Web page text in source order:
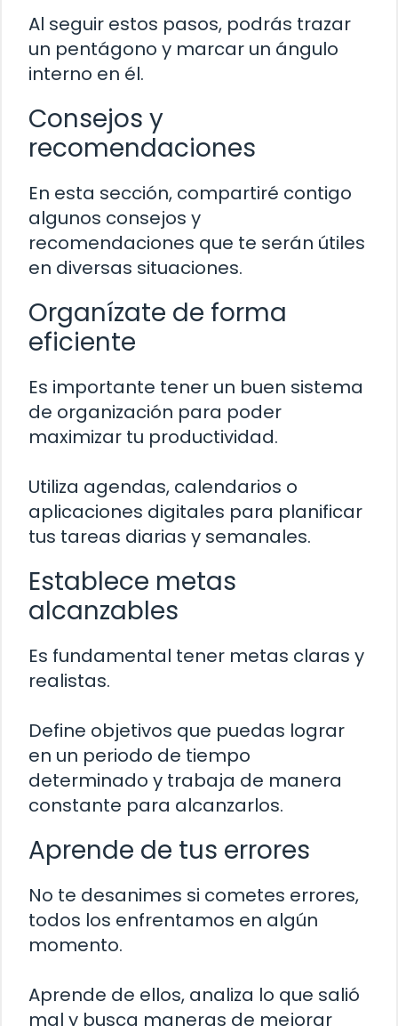
Al seguir estos pasos, podrás trazar
un pentágono y marcar un ángulo
interno en él.
Consejos y
recomendaciones
En esta sección, compartiré contigo
algunos consejos y
recomendaciones que te serán útiles
en diversas situaciones.
Organízate de forma
eficiente
Es importante tener un buen sistema
de organización para poder
maximizar tu productividad.
Utiliza agendas, calendarios o
aplicaciones digitales para planificar
tus tareas diarias y semanales.
Establece metas
alcanzables
Es fundamental tener metas claras y
realistas.
Define objetivos que puedas lograr
en un periodo de tiempo
determinado y trabaja de manera
constante para alcanzarlos.
Aprende de tus errores
No te desanimes si cometes errores,
todos los enfrentamos en algún
momento.
Aprende de ellos, analiza lo que salió
mal y busca maneras de mejorar